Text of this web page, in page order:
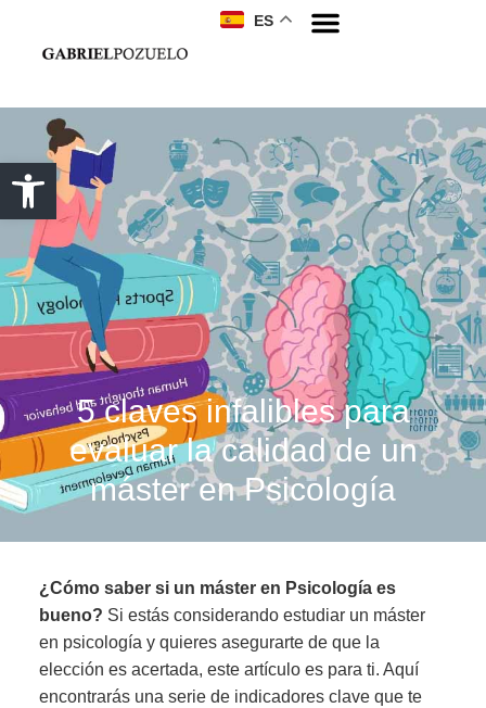
ES
5 claves infalibles para
evaluar la calidad de un
máster en Psicología
¿Cómo saber si un máster en Psicología es
bueno? Si estás considerando estudiar un máster
en psicología y quieres asegurarte de que la
elección es acertada, este artículo es para ti. Aquí
encontrarás una serie de indicadores clave que te